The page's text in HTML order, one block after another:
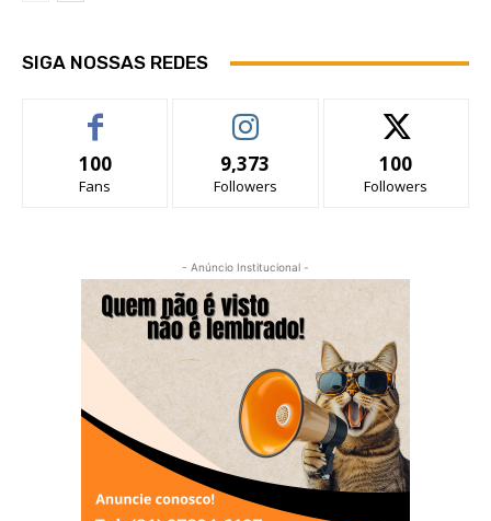
SIGA NOSSAS REDES
100
Fans
9,373
Followers
100
Followers
- Anúncio Institucional -